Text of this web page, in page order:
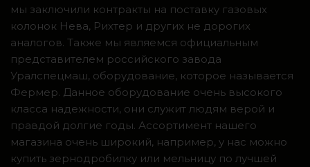
мы заключили контракты на поставку газовых
колонок Нева, Рихтер и других не дорогих
аналогов. Также мы являемся официальным
представителем российского завода
Уралспецмаш, оборудование, которое называется
Фермер. Данное оборудование очень высокого
класса надежности, они служит людям верой и
правдой долгие годы. Ассортимент нашего
магазина очень широкий, например, у нас можно
купить зернодробилку или мельницу по лучшей